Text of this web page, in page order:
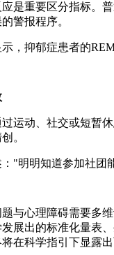
重要区分指标。普
警报程序。
抑郁症患者的REM
动、社交或短暂休
。
明知道参加社团能
心理障碍需要多维
展出的标准化量表
在科学指引下显露出